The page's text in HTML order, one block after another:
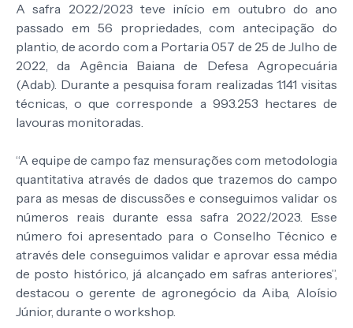
A safra 2022/2023 teve início em outubro do ano
passado em 56 propriedades, com antecipação do
plantio, de acordo com a Portaria 057 de 25 de Julho de
2022, da Agência Baiana de Defesa Agropecuária
(Adab). Durante a pesquisa foram realizadas 1.141 visitas
técnicas, o que corresponde a 993.253 hectares de
lavouras monitoradas.
“A equipe de campo faz mensurações com metodologia
quantitativa através de dados que trazemos do campo
para as mesas de discussões e conseguimos validar os
números reais durante essa safra 2022/2023. Esse
número foi apresentado para o Conselho Técnico e
através dele conseguimos validar e aprovar essa média
de posto histórico, já alcançado em safras anteriores”,
destacou o gerente de agronegócio da Aiba, Aloísio
Júnior, durante o workshop.